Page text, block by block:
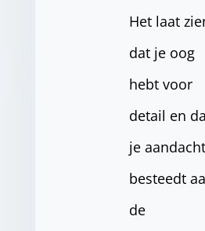
Het laat
dat je oog
hebt voor
detail en
je aandacht
besteedt
de